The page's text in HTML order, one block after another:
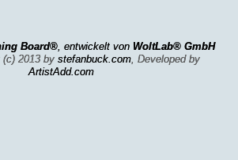
Board®, entwickelt von WoltLab® GmbH
(c) 2013 by stefanbuck.com, Developed by
ArtistAdd.com